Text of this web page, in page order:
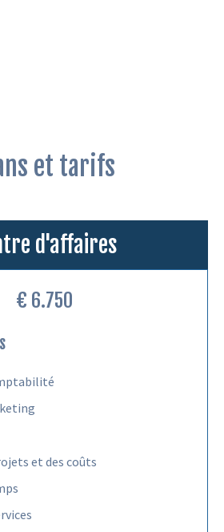
et tarifs
d'affaires
€ 6.750
et des coûts